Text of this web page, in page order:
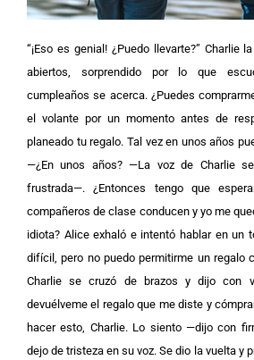
“¡Eso es genial! ¿Puedo llevarte?” Charlie
abiertos, sorprendido por lo que
cumpleaños se acerca. ¿Puedes
el volante por un momento antes de
planeado tu regalo. Tal vez en unos años
—¿En unos años? —La voz de Charlie
frustrada—. ¿Entonces tengo que
compañeros de clase conducen y yo me
idiota? Alice exhaló e intentó hablar en un
difícil, pero no puedo permitirme un regalo
Charlie se cruzó de brazos y dijo con
devuélveme el regalo que me diste y
hacer esto, Charlie. Lo siento —dijo con
dejo de tristeza en su voz. Se dio la vuelta y